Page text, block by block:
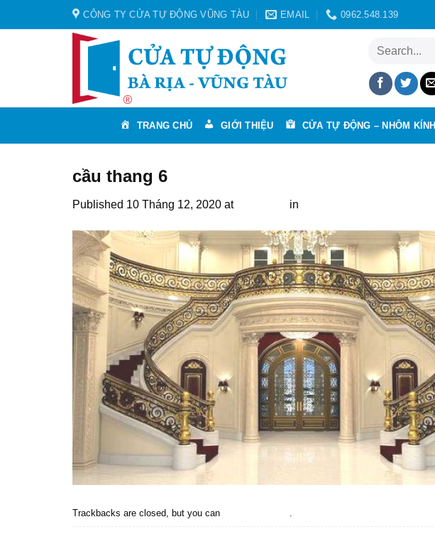
CÔNG TY CỬA TỰ ĐỘNG VŨNG TÀU EMAIL 0962.548.139
Tìm
TRANG CHỦ GIỚI THIỆU CỬA TỰ ĐỘNG – NHÔM KÍNH
cầu thang 6
Published 10 Tháng 12, 2020 at in
Trackbacks are closed, but you can .